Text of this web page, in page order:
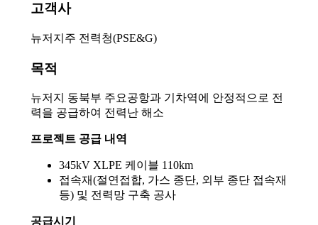
고객사
뉴저지주 전력청(PSE&G)
목적
뉴저지 동북부 주요공항과 기차역에 안정적으로 전
력을 공급하여 전력난 해소
프로젝트 공급 내역
345kV XLPE 케이블 110km
접속재(절연접합, 가스 종단, 외부 종단 접속재
등) 및 전력망 구축 공사
공급시기